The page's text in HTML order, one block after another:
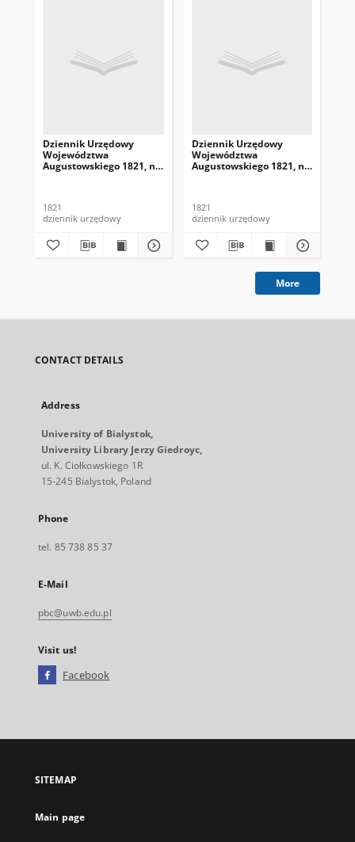
Dziennik Urzędowy
Województwa
Augustowskiego 1821, nr
1821
dziennik urzędowy
Dziennik Urzędowy
Województwa
Augustowskiego 1821, nr
1821
dziennik urzędowy
More
CONTACT DETAILS
Address
University of Bialystok,
University Library Jerzy Giedroyc,
ul. K. Ciołkowskiego 1R
15-245 Bialystok, Poland
Phone
tel. 85 738 85 37
E-Mail
pbc@uwb.edu.pl
Visit us!
Facebook
open
new
SITEMAP
Main page